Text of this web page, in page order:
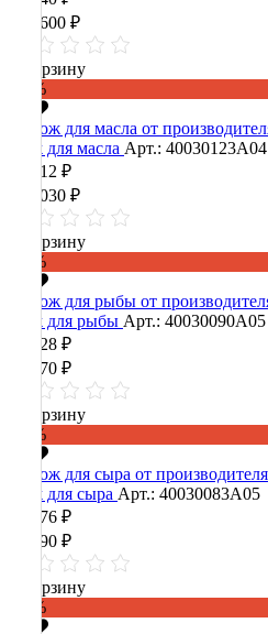
249 600 ₽
В корзину
-60%
Нож для масла Арт.: 40030123А04
56 412 ₽
141 030 ₽
В корзину
-60%
Нож для рыбы Арт.: 40030090А05
19 828 ₽
49 570 ₽
В корзину
-60%
Нож для сыра Арт.: 40030083А05
13 876 ₽
34 690 ₽
В корзину
-60%